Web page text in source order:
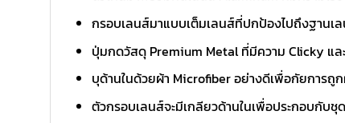
กรอบเลนส์มาแบบเต็มเลนส์ที่ปกป้องไปถึงฐานเ
ปุ่มกดวัสดุ Premium Metal ที่มีความ Clicky แล
บุด้านในด้วยผ้า Microfiber อย่างดีเพื่อกัยการถู
ตัวกรอบเลนส์จะมีเกลียวด้านในเพื่อประกอบกับ